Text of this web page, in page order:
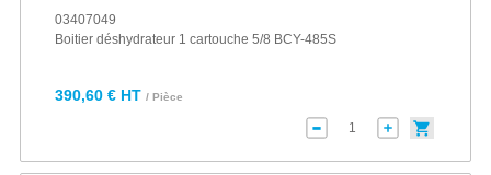
03407049
Boitier déshydrateur 1 cartouche 5/8 BCY-485S
390,60 € HT / Pièce